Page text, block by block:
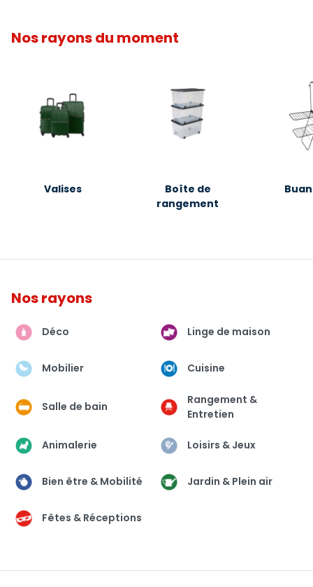
Nos rayons du moment
Valises
Boîte de
rangement
Nos rayons
Déco Linge de maison
Mobilier Cuisine
Salle de bain
Rangement &
Entretien
Animalerie Loisirs & Jeux
Bien être & Mobilité Jardin & Plein air
Fêtes & Réceptions